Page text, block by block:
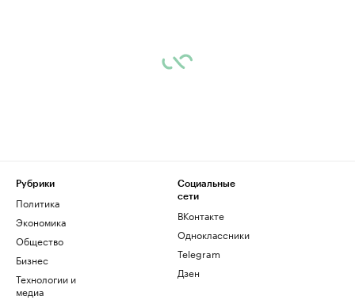
Рубрики
Политика
Экономика
Общество
Бизнес
Технологии и
медиа
Социальные
сети
ВКонтакте
Одноклассники
Telegram
Дзен